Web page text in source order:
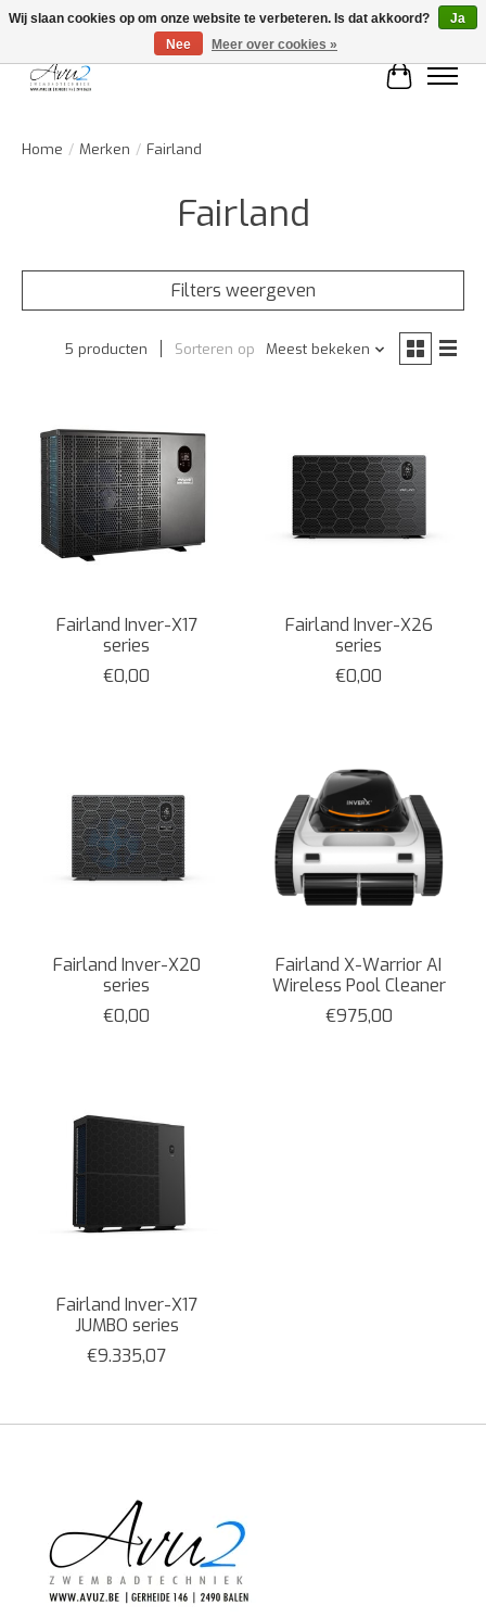
Home / Merken / Fairland
Fairland
Filters weergeven
5 producten Sorteren op Meest bekeken
Fairland Inver-X17
series
€0,00
Fairland Inver-X26
series
€0,00
Fairland Inver-X20
series
€0,00
Fairland X-Warrior AI
Wireless Pool Cleaner
€975,00
Fairland Inver-X17
JUMBO series
€9.335,07
Wij slaan cookies op om onze website te verbeteren. Is dat akkoord?
Ja
Nee
Meer over cookies »